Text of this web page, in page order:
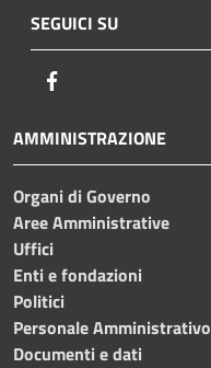
SEGUICI SU
AMMINISTRAZIONE
Organi di Governo
Aree Amministrative
Uffici
Enti e fondazioni
Politici
Personale Amministrativo
Documenti e dati